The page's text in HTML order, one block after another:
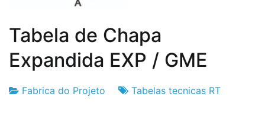
Tabela de Chapa
Expandida EXP / GME
Fabrica do Projeto Tabelas tecnicas RT